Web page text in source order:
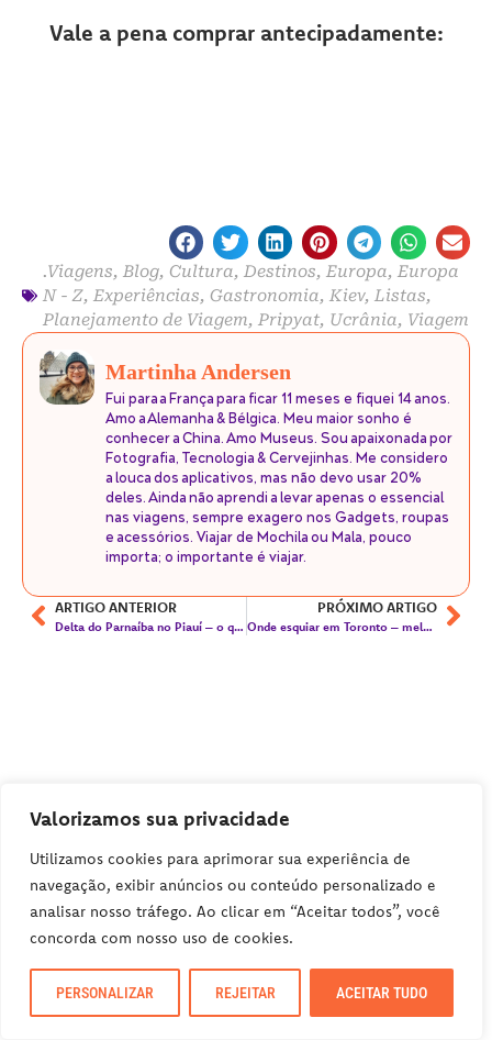
Valorizamos sua privacidade
Utilizamos cookies para aprimorar sua experiência de
navegação, exibir anúncios ou conteúdo personalizado e
analisar nosso tráfego. Ao clicar em “Aceitar todos”, você
concorda com nosso uso de cookies.
PERSONALIZAR REJEITAR ACEITAR TUDO
Vale a pena comprar antecipadamente:
.Viagens, Blog, Cultura, Destinos, Europa, Europa
N - Z, Experiências, Gastronomia, Kiev, Listas,
Planejamento de Viagem, Pripyat, Ucrânia, Viagem
Martinha Andersen
Fui para a França para ficar 11 meses e fiquei 14 anos.
Amo a Alemanha & Bélgica. Meu maior sonho é
conhecer a China. Amo Museus. Sou apaixonada por
Fotografia, Tecnologia & Cervejinhas. Me considero
a louca dos aplicativos, mas não devo usar 20%
deles. Ainda não aprendi a levar apenas o essencial
nas viagens, sempre exagero nos Gadgets, roupas
e acessórios. Viajar de Mochila ou Mala, pouco
importa; o importante é viajar.
ARTIGO ANTERIOR
Delta do Parnaíba no Piauí – o que fazer e onde ficar
PRÓXIMO ARTIGO
Onde esquiar em Toronto – melhores estações de esqui